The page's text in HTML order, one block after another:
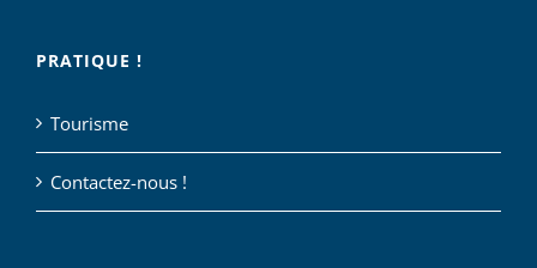
PRATIQUE !
Tourisme
Contactez-nous !